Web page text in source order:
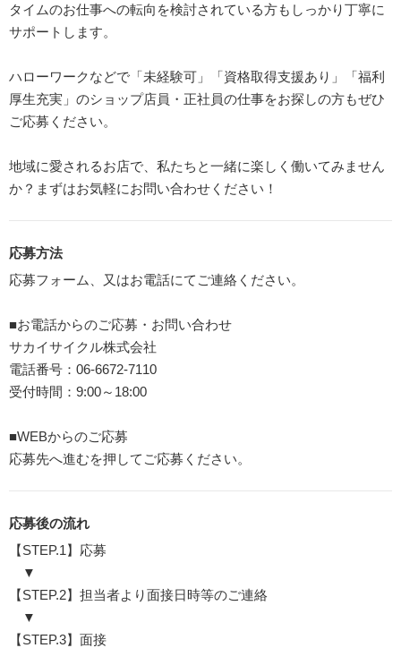
タイムのお仕事への転向を検討されている方もしっかり丁寧に
サポートします。
ハローワークなどで「未経験可」「資格取得支援あり」「福利
厚生充実」のショップ店員・正社員の仕事をお探しの方もぜひ
ご応募ください。
地域に愛されるお店で、私たちと一緒に楽しく働いてみません
か？まずはお気軽にお問い合わせください！
応募方法
応募フォーム、又はお電話にてご連絡ください。
■お電話からのご応募・お問い合わせ
サカイサイクル株式会社
電話番号：06-6672-7110
受付時間：9:00～18:00
■WEBからのご応募
応募先へ進むを押してご応募ください。
応募後の流れ
【STEP.1】応募
▼
【STEP.2】担当者より面接日時等のご連絡
▼
【STEP.3】面接